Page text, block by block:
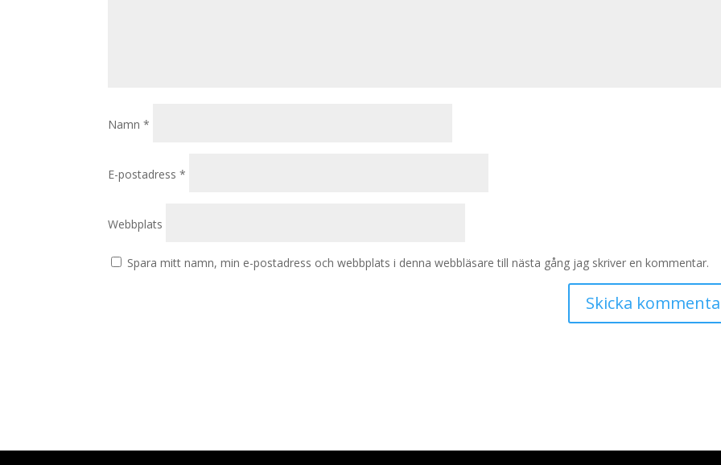
Namn*
E-postadress*
Webbplats
Spara mitt namn, min e-postadress och webbplats i denna webbläsare till nästa gång jag skriver en kommentar.